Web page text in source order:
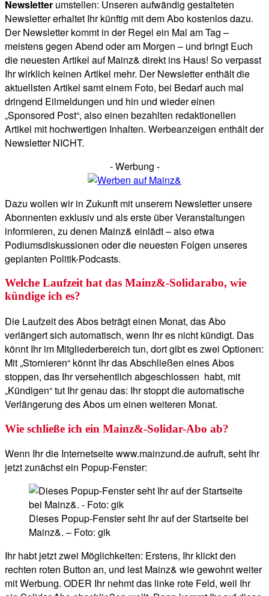
Newsletter umstellen: Unseren aufwändig gestalteten
Newsletter erhaltet Ihr künftig mit dem Abo kostenlos dazu.
Der Newsletter kommt in der Regel ein Mal am Tag –
meistens gegen Abend oder am Morgen – und bringt Euch
die neuesten Artikel auf Mainz& direkt ins Haus! So verpasst
Ihr wirklich keinen Artikel mehr. Der Newsletter enthält die
aktuellsten Artikel samt einem Foto, bei Bedarf auch mal
dringend Eilmeldungen und hin und wieder einen
„Sponsored Post“, also einen bezahlten redaktionellen
Artikel mit hochwertigen Inhalten. Werbeanzeigen enthält der
Newsletter NICHT.
- Werbung -
Dazu wollen wir in Zukunft mit unserem Newsletter unsere
Abonnenten exklusiv und als erste über Veranstaltungen
informieren, zu denen Mainz& einlädt – also etwa
Podiumsdiskussionen oder die neuesten Folgen unseres
geplanten Politik-Podcasts.
Welche Laufzeit hat das Mainz&-Solidarabo, wie
kündige ich es?
Die Laufzeit des Abos beträgt einen Monat, das Abo
verlängert sich automatisch, wenn Ihr es nicht kündigt. Das
könnt Ihr im Mitgliederbereich tun, dort gibt es zwei Optionen:
Mit „Stornieren“ könnt Ihr das Abschließen eines Abos
stoppen, das Ihr versehentlich abgeschlossen habt, mit
„Kündigen“ tut Ihr genau das: Ihr stoppt die automatische
Verlängerung des Abos um einen weiteren Monat.
Wie schließe ich ein Mainz&-Solidar-Abo ab?
Wenn Ihr die Internetseite www.mainzund.de aufruft, seht Ihr
jetzt zunächst ein Popup-Fenster:
Dieses Popup-Fenster seht Ihr auf der Startseite bei
Mainz&. – Foto: gik
Ihr habt jetzt zwei Möglichkeiten: Erstens, Ihr klickt den
rechten roten Button an, und lest Mainz& wie gewohnt weiter
mit Werbung. ODER Ihr nehmt das linke rote Feld, weil Ihr